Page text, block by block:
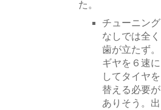
た。
チューニング
なしでは全く
歯が立たず。
ギヤを６速に
してタイヤを
替える必要が
ありそう。出